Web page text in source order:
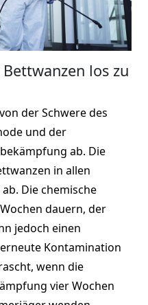
los zu
der Schwere des
und der
ab. Die
in allen
Die chemische
dauern, der
jedoch einen
Kontamination
wenn die
vier Wochen